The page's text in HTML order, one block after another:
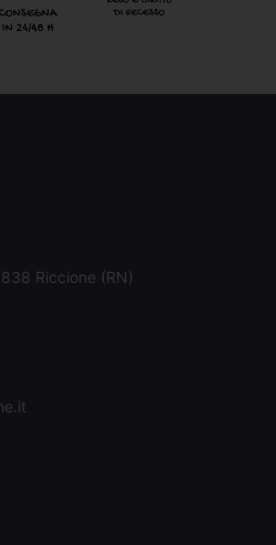
Riccione (RN)